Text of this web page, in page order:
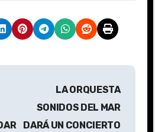
LA ORQUESTA
SONIDOS DEL MAR
DARÁ UN CONCIERTO